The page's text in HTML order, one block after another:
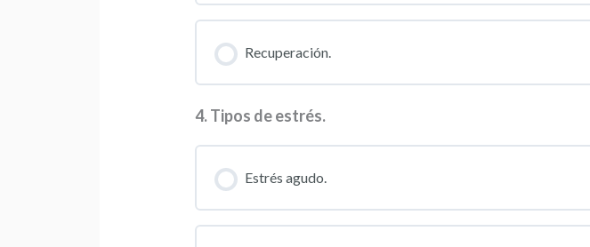
Recuperación.
4. Tipos de estrés.
Estrés agudo.